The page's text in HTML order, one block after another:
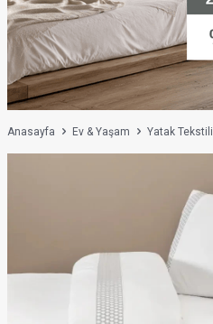
Anasayfa Ev & Yaşam Yatak Tekstili